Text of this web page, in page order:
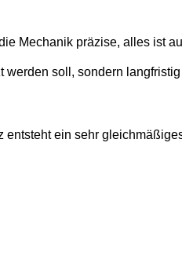
Mechanik präzise, alles ist
werden soll, sondern
entsteht ein sehr